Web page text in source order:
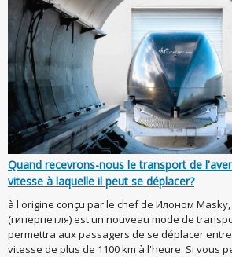
Quand recevrons-nous le transport de
vitesse à laquelle il peut se déplacer?
à l'origine conçu par le chef de Илоном
(гиперпетля) est un nouveau mode de
permettra aux passagers de se déplacer
vitesse de plus de 1100 km à l'heure. Si vous